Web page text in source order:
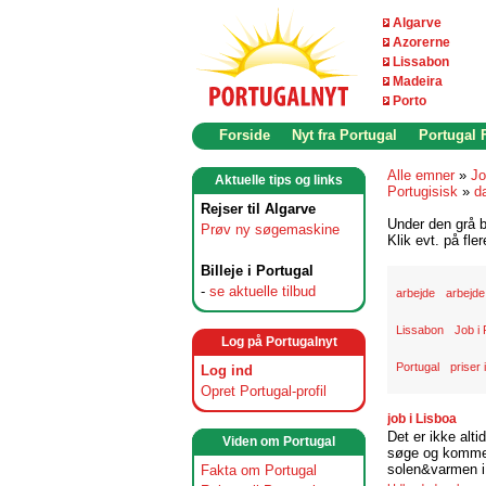
Algarve
Azorerne
Lissabon
Madeira
Porto
Forside Nyt fra Portugal Portugal
Aktuelle tips og links
Rejser til Algarve
Prøv ny søgemaskine
Billeje i Portugal
- se aktuelle tilbud
Log på Portugalnyt
Log ind
Opret Portugal-profil
Viden om Portugal
Fakta om Portugal
Alle emner »
Portugisisk »
Under den grå
Klik evt. på
arbejde
Lissabon Job i
Portugal priser
job i Lisboa
Det er ikke
søge og
solen&varmen